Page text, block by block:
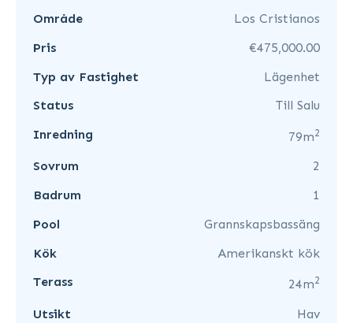
Område
Los Cristianos
Pris
€475,000.00
Typ av Fastighet
Lägenhet
Status
Till Salu
Inredning
79m2
Sovrum
2
Badrum
1
Pool
Grannskapsbassäng
Kök
Amerikanskt kök
Terass
24m2
Utsikt
Hav